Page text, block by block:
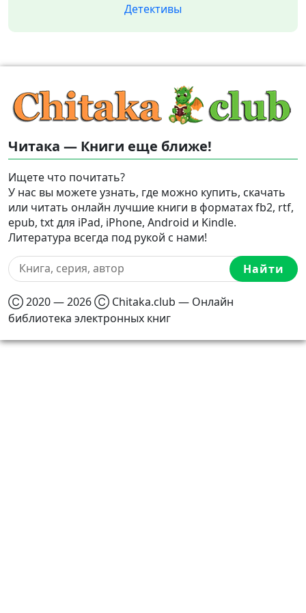
Детективы
Читака — Книги еще ближе!
Ищете что почитать?
У нас вы можете узнать, где можно купить, скачать
или читать онлайн лучшие книги в форматах fb2, rtf,
epub, txt для iPad, iPhone, Android и Kindle.
Литература всегда под рукой с нами!
Найти
Ⓒ 2020 — 2026 Ⓒ Chitaka.club — Онлайн
библиотека электронных книг